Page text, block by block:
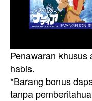
Penawaran khusus
habis.
*Barang bonus
tanpa